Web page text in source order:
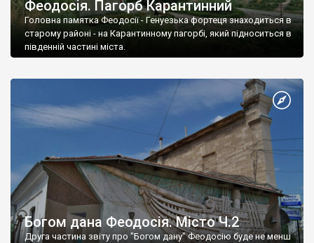
Феодосія. Пагорб Карантинний
Головна памятка Феодосії - Генуезька фортеця знаходиться в
старому районі - на Карантинному пагорбі, який підноситься в
південній частині міста.
Богом дана Феодосія. Місто Ч.2
Друга частина звіту про "Богом дану" Феодосію буде не менш